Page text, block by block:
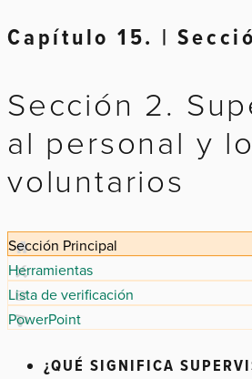
Capítulo 15. |
Sección 2.
al personal y
voluntarios
Sección Principal
Herramientas
Lista de verificación
PowerPoint
¿QUÉ SIGNIFICA